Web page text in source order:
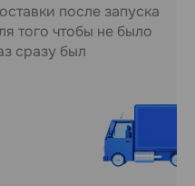
после запуска
того чтобы не было
сразу был